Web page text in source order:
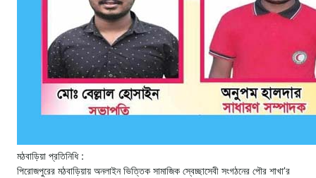
মঠবাড়িয়া প্রতিনিধি :
পিরোজপুরের মঠবাড়িয়ায় অনলাইন ভিত্তিক সামাজিক স্বেচ্ছাসেবী সংগঠনের পৌর শাখা’র